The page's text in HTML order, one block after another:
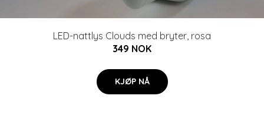
LED-nattlys Clouds med bryter, rosa
349 NOK
KJØP NÅ